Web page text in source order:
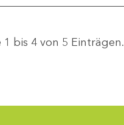
1 bis 4 von 5 Einträgen.